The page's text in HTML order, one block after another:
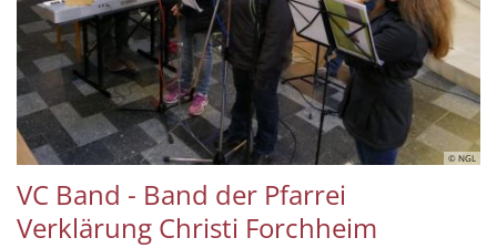
© NGL
VC Band - Band der Pfarrei
Verklärung Christi Forchheim